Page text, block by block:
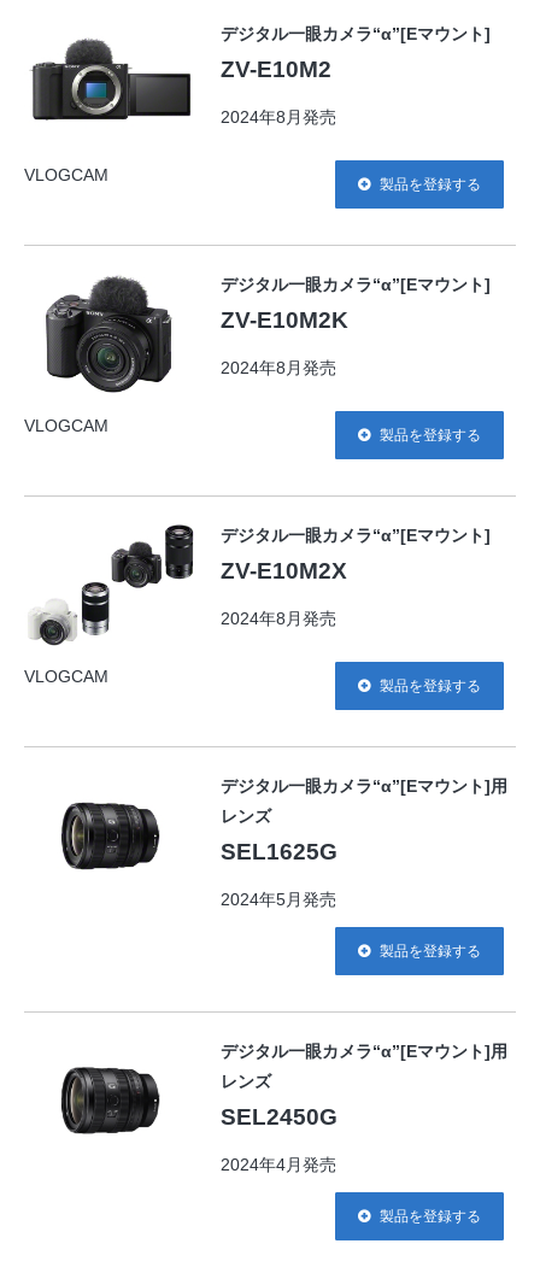
デジタル一眼カメラ“α”[Eマウント]
ZV-E10M2
2024年8月発売
VLOGCAM 製品を登録する
デジタル一眼カメラ“α”[Eマウント]
ZV-E10M2K
2024年8月発売
VLOGCAM 製品を登録する
デジタル一眼カメラ“α”[Eマウント]
ZV-E10M2X
2024年8月発売
VLOGCAM 製品を登録する
デジタル一眼カメラ“α”[Eマウント]用
レンズ
SEL1625G
2024年5月発売
製品を登録する
デジタル一眼カメラ“α”[Eマウント]用
レンズ
SEL2450G
2024年4月発売
製品を登録する